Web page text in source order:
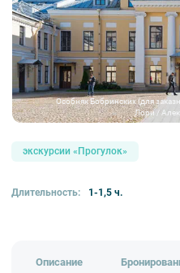
Особняк Бобринских (для
Лори /
экскурсии «Прогулок»
Длительность: 1-1,5 ч.
Описание